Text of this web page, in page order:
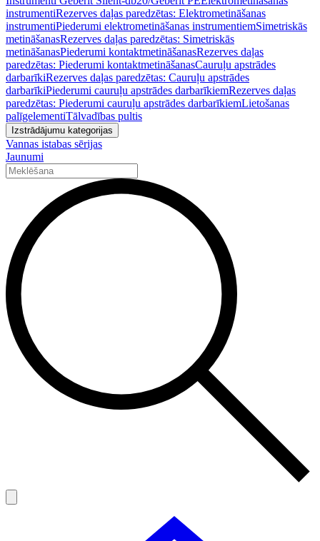
instrumentiRezerves daļas paredzētas: Elektrometināšanas
instrumentiPiederumi elektrometināšanas instrumentiemSimetriskās
metināšanasRezerves daļas paredzētas: Simetriskās
metināšanasPiederumi kontaktmetināšanasRezerves daļas
paredzētas: Piederumi kontaktmetināšanasCauruļu apstrādes
darbarīkiRezerves daļas paredzētas: Cauruļu apstrādes
darbarīkiPiederumi cauruļu apstrādes darbarīkiemRezerves daļas
paredzētas: Piederumi cauruļu apstrādes darbarīkiemLietošanas
palīgelementiTālvadības pultis
Izstrādājumu kategorijas
Vannas istabas sērijas
Jaunumi